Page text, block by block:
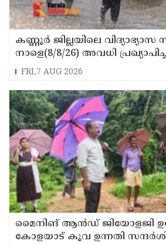
കണ്ണൂർ ജില്ലയിലെ
നാളെ(8/8/26) അവധി
FRI,7 AUG 2026
മൈനിങ് ആൻഡ്​ ജിയോളജി
കോളയാട് കൂവ ഉന്നതി